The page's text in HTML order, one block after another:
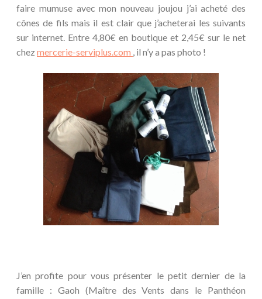
faire mumuse avec mon nouveau joujou j’ai acheté des
cônes de fils mais il est clair que j’acheterai les suivants
sur internet. Entre 4,80€ en boutique et 2,45€ sur le net
chez mercerie-serviplus.com , il n’y a pas photo !
J’en profite pour vous présenter le petit dernier de la
famille : Gaoh (Maître des Vents dans le Panthéon